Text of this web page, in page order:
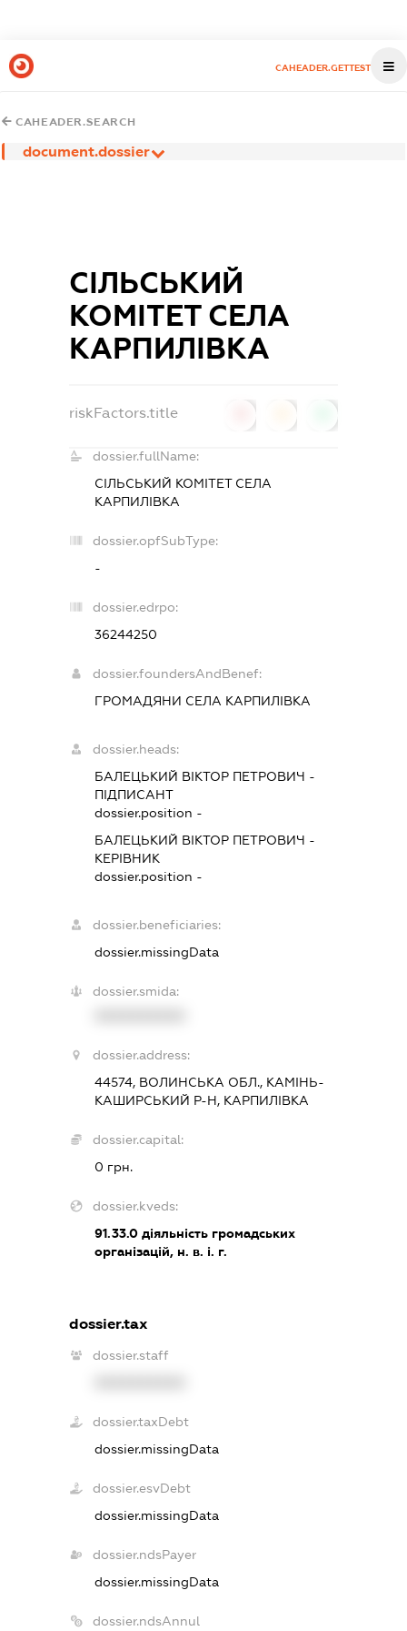
CAHEADER.GETTEST
CAHEADER.SEARCH
document.dossier
СІЛЬСЬКИЙ
КОМІТЕТ СЕЛА
КАРПИЛІВКА
riskFactors.title
dossier.fullName:
СІЛЬСЬКИЙ КОМІТЕТ СЕЛА
КАРПИЛІВКА
dossier.opfSubType:
-
dossier.edrpo:
36244250
dossier.foundersAndBenef:
ГРОМАДЯНИ СЕЛА КАРПИЛІВКА
dossier.heads:
БАЛЕЦЬКИЙ ВІКТОР ПЕТРОВИЧ -
ПІДПИСАНТ
dossier.position -
БАЛЕЦЬКИЙ ВІКТОР ПЕТРОВИЧ -
КЕРІВНИК
dossier.position -
dossier.beneficiaries:
dossier.missingData
dossier.smida:
dossier.address:
44574, ВОЛИНСЬКА ОБЛ., КАМІНЬ-
КАШИРСЬКИЙ Р-Н, КАРПИЛІВКА
dossier.capital:
0 грн.
dossier.kveds:
91.33.0діяльність громадських
організацій, н. в. і. г.
dossier.tax
dossier.staff
dossier.taxDebt
dossier.missingData
dossier.esvDebt
dossier.missingData
dossier.ndsPayer
dossier.missingData
dossier.ndsAnnul